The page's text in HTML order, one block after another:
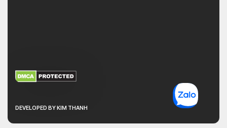
DEVELOPED BY KIM THANH
XEM THÊM